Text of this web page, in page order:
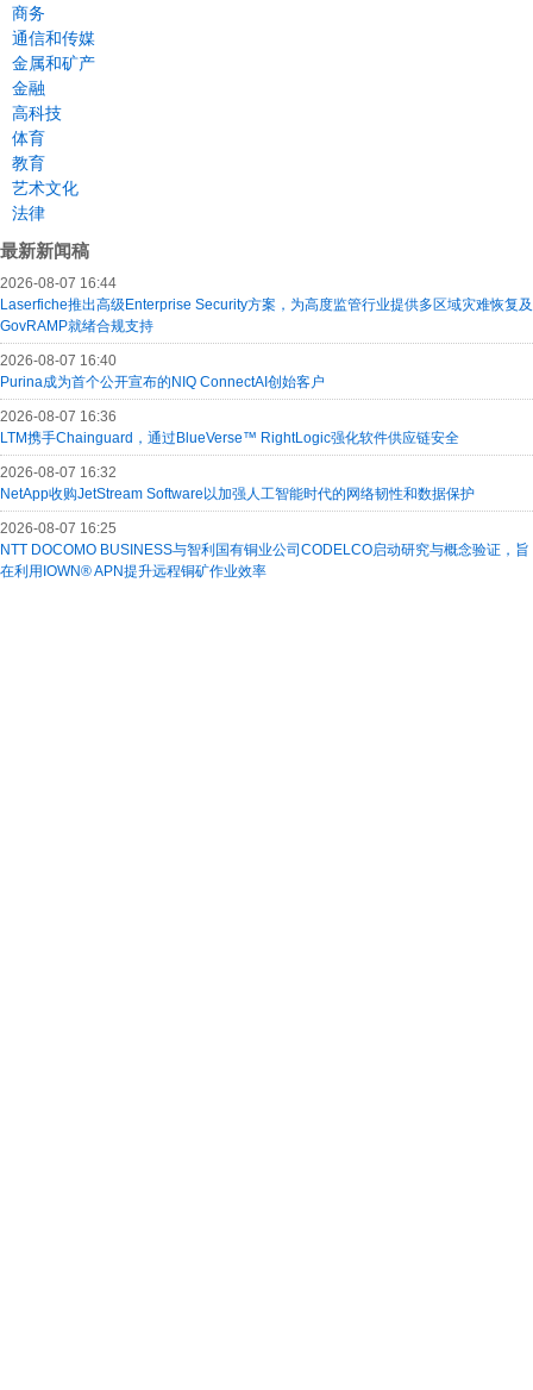
商务
通信和传媒
金属和矿产
金融
高科技
体育
教育
艺术文化
法律
最新新闻稿
2026-08-07 16:44
Laserfiche推出高级Enterprise Security方案，为高度监管行业提供多区域灾难恢复及
GovRAMP就绪合规支持
2026-08-07 16:40
Purina成为首个公开宣布的NIQ ConnectAI创始客户
2026-08-07 16:36
LTM携手Chainguard，通过BlueVerse™ RightLogic强化软件供应链安全
2026-08-07 16:32
NetApp收购JetStream Software以加强人工智能时代的网络韧性和数据保护
2026-08-07 16:25
NTT DOCOMO BUSINESS与智利国有铜业公司CODELCO启动研究与概念验证，旨
在利用IOWN® APN提升远程铜矿作业效率